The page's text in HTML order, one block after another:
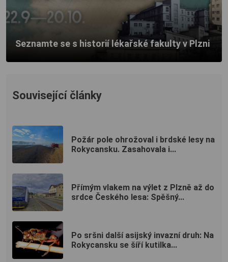
Seznamte se s historií lékařské fakulty v Plzni
Související články
Požár pole ohrožoval i brdské lesy na
Rokycansku. Zasahovala i...
Přímým vlakem na výlet z Plzně až do
srdce Českého lesa: Spěšný...
Po sršni další asijský invazní druh: Na
Rokycansku se šíří kutilka...